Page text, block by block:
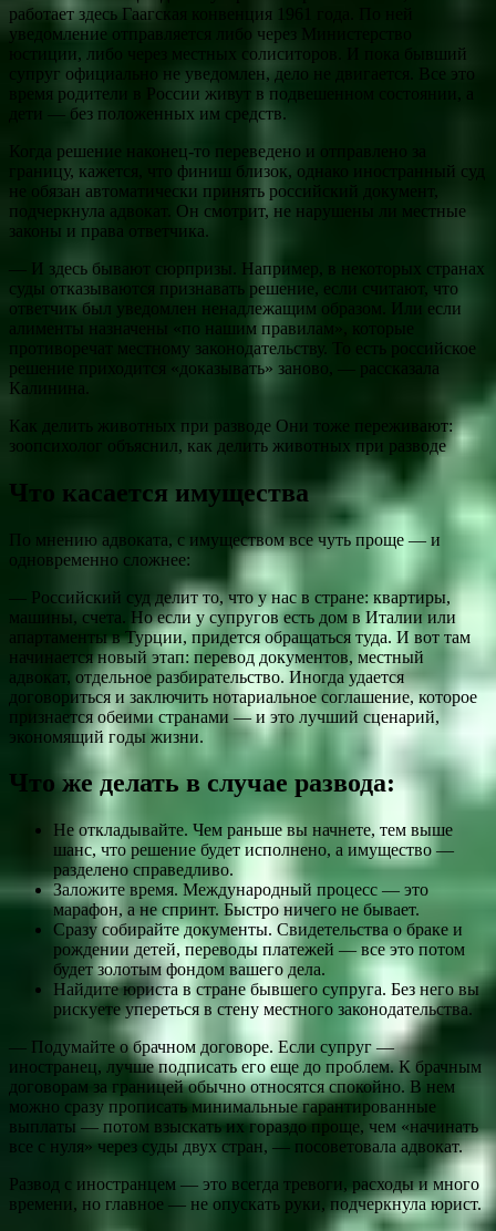
работает здесь Гаагская конвенция 1961 года. По ней
уведомление отправляется либо через Министерство
юстиции, либо через местных солиситоров. И пока бывший
супруг официально не уведомлен, дело не двигается. Все это
время родители в России живут в подвешенном состоянии, а
дети — без положенных им средств.
Когда решение наконец-то переведено и отправлено за
границу, кажется, что финиш близок, однако иностранный суд
не обязан автоматически принять российский документ,
подчеркнула адвокат. Он смотрит, не нарушены ли местные
законы и права ответчика.
— И здесь бывают сюрпризы. Например, в некоторых странах
суды отказываются признавать решение, если считают, что
ответчик был уведомлен ненадлежащим образом. Или если
алименты назначены «по нашим правилам», которые
противоречат местному законодательству. То есть российское
решение приходится «доказывать» заново, — рассказала
Калинина.
Как делить животных при разводе Они тоже переживают:
зоопсихолог объяснил, как делить животных при разводе
Что касается имущества
По мнению адвоката, с имуществом все чуть проще — и
одновременно сложнее:
— Российский суд делит то, что у нас в стране: квартиры,
машины, счета. Но если у супругов есть дом в Италии или
апартаменты в Турции, придется обращаться туда. И вот там
начинается новый этап: перевод документов, местный
адвокат, отдельное разбирательство. Иногда удается
договориться и заключить нотариальное соглашение, которое
признается обеими странами — и это лучший сценарий,
экономящий годы жизни.
Что же делать в случае развода:
Не откладывайте. Чем раньше вы начнете, тем выше
шанс, что решение будет исполнено, а имущество —
разделено справедливо.
Заложите время. Международный процесс — это
марафон, а не спринт. Быстро ничего не бывает.
Сразу собирайте документы. Свидетельства о браке и
рождении детей, переводы платежей — все это потом
будет золотым фондом вашего дела.
Найдите юриста в стране бывшего супруга. Без него вы
рискуете упереться в стену местного законодательства.
— Подумайте о брачном договоре. Если супруг —
иностранец, лучше подписать его еще до проблем. К брачным
договорам за границей обычно относятся спокойно. В нем
можно сразу прописать минимальные гарантированные
выплаты — потом взыскать их гораздо проще, чем «начинать
все с нуля» через суды двух стран, — посоветовала адвокат.
Развод с иностранцем — это всегда тревоги, расходы и много
времени, но главное — не опускать руки, подчеркнула юрист.